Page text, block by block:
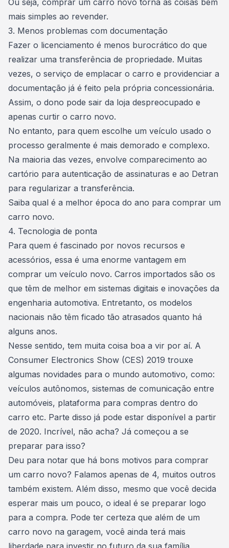
Ou seja, comprar um carro novo torna as coisas bem
mais simples ao revender.
3. Menos problemas com documentação
Fazer o licenciamento é menos burocrático do que
realizar uma transferência de propriedade. Muitas
vezes, o serviço de emplacar o carro e providenciar a
documentação já é feito pela própria concessionária.
Assim, o dono pode sair da loja despreocupado e
apenas curtir o carro novo.
No entanto, para quem escolhe um veículo usado o
processo geralmente é mais demorado e complexo.
Na maioria das vezes, envolve comparecimento ao
cartório para autenticação de assinaturas e ao Detran
para regularizar a transferência.
Saiba qual é a melhor época do ano para comprar um
carro novo.
4. Tecnologia de ponta
Para quem é fascinado por novos recursos e
acessórios, essa é uma enorme vantagem em
comprar um veículo novo. Carros importados são os
que têm de melhor em sistemas digitais e inovações da
engenharia automotiva. Entretanto, os modelos
nacionais não têm ficado tão atrasados quanto há
alguns anos.
Nesse sentido, tem muita coisa boa a vir por aí. A
Consumer Electronics Show (CES) 2019 trouxe
algumas novidades para o mundo automotivo, como:
veículos autônomos, sistemas de comunicação entre
automóveis, plataforma para compras dentro do
carro etc. Parte disso já pode estar disponível a partir
de 2020. Incrível, não acha? Já começou a se
preparar para isso?
Deu para notar que há bons motivos para comprar
um carro novo? Falamos apenas de 4, muitos outros
também existem. Além disso, mesmo que você decida
esperar mais um pouco, o ideal é se preparar logo
para a compra. Pode ter certeza que além de um
carro novo na garagem, você ainda terá mais
liberdade para investir no futuro da sua família.